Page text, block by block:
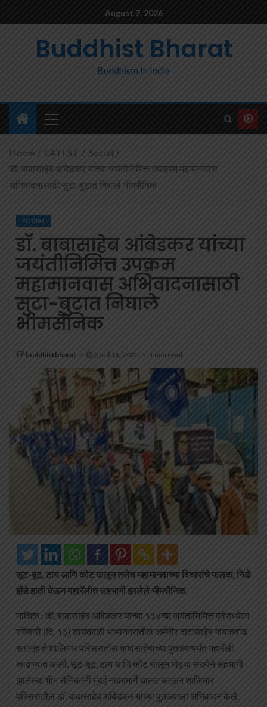
August 7, 2026
Buddhist Bharat
Buddhism In India
Home LATEST
Social
डॉ. बाबासाहेब आंबेडकर यांच्या जयंतीनिमित्त उपक्रम महामानवास
अभिवादनासाठी सुटा-बुटात निघाले भीमसैनिक
SOCIAL
डॉ. बाबासाहेब आंबेडकर यांच्या
जयंतीनिमित्त उपक्रम
महामानवास अभिवादनासाठी
सुटा-बुटात निघाले
भीमसैनिक
buddhistbharat April 16, 2025 1 min read
सूट-बूट, टाय आणि कोट घालून तसेच महामानवाच्या विचारांचे फलक, निळे
झेंडे हाती घेऊन महारॅलीत सहभागी झालेले भीमसैनिक.
नाशिक : डॉ. बाबासाहेब आंबेडकर यांच्या १३४व्या जयंतीनिमित्त पूर्वसंध्येला
रविवारी (दि. १३) सायंकाळी भाभानगरातील कर्मवीर दादासाहेब गायकवाड
सभागृह ते शालिमार परिसरातील बाबासाहेबांच्या पुतळ्यापर्यंत महारॅली
काढण्यात आली. सूट-बूट, टाय आणि कोट घालून मोठ्या संख्येने सहभागी
झालेल्या भीम सैनिकांनी मुंबई नाकामार्गे चालत जाऊन शालिमार
परिसरातील डॉ. बाबासाहेब आंबेडकर यांच्या पुतळ्याला अभिवादन केले.